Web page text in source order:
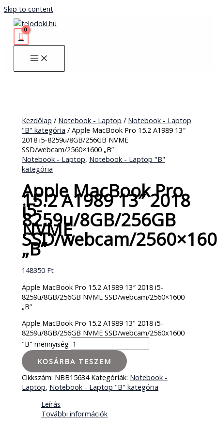
Skip to content
Kezdőlap / Notebook - Laptop / Notebook - Laptop
"B" kategória / Apple MacBook Pro 15.2 A1989 13″
2018 i5-8259u/8GB/256GB NVME
SSD/webcam/2560×1600 „B”
Notebook - Laptop, Notebook - Laptop "B"
kategória
Apple MacBook Pro
15.2 A1989 13″ 2018
i5-
8259u/8GB/256GB
NVME
SSD/webcam/
„B”
148350 Ft
Apple MacBook Pro 15.2 A1989 13″ 2018 i5-
8259u/8GB/256GB NVME SSD/webcam/2560×1600
„B”
Apple MacBook Pro 15.2 A1989 13" 2018 i5-
8259u/8GB/256GB NVME SSD/webcam/2560x1600
"B" mennyiség
KOSÁRBA TESZEM
Cikkszám: NBB15634 Kategóriák: Notebook -
Laptop, Notebook - Laptop "B" kategória
Leírás
További információk